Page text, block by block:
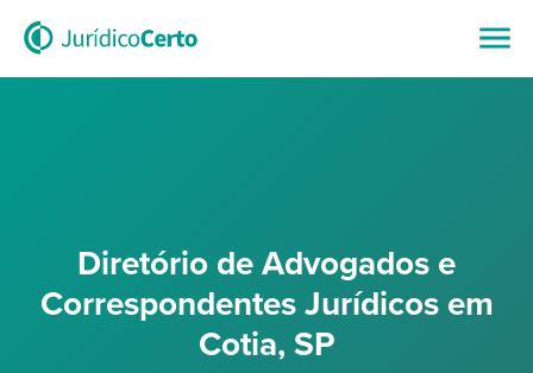
Diretório de Advogados e
Correspondentes Jurídicos em
Cotia, SP